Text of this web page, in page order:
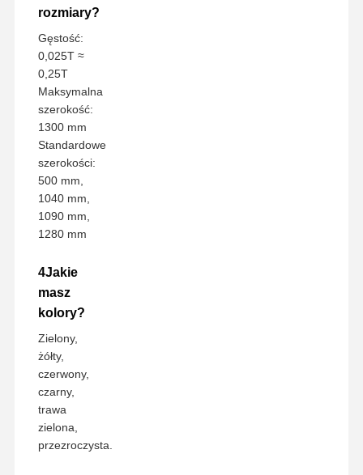
rozmiary?
Gęstość:
0,025T ≈
0,25T
Maksymalna
szerokość:
1300 mm
Standardowe
szerokości:
500 mm,
1040 mm,
1090 mm,
1280 mm
4Jakie
masz
kolory?
Zielony,
żółty,
czerwony,
czarny,
trawa
zielona,
przezroczysta.